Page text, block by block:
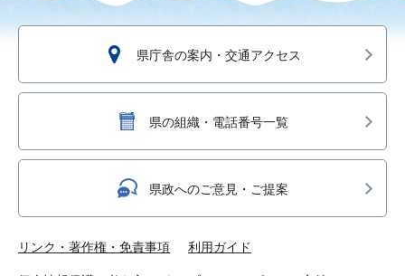
県庁舎の案内・交通アクセス
県の組織・電話番号一覧
県政へのご意見・ご提案
リンク・著作権・免責事項 利用ガイド